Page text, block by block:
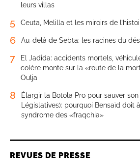
leurs villas
5 Ceuta, Melilla et les miroirs de
6 Au-delà de Sebta: les racines du
7
El Jadida: accidents mortels,
colère monte sur la «route de la
Oulja
8
Élargir la Botola Pro pour sauver
Législatives): pourquoi Bensaïd doit
syndrome des «fraqchia»
REVUES DE PRESSE